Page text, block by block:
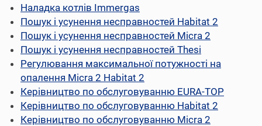
Наладка котлів Immergas
Пошук і усунення несправностей Habitat 2
Пошук і усунення несправностей Micra 2
Пошук і усунення несправностей Thesi
Регулювання максимальної потужності на
опалення Micra 2 Habitat 2
Керівництво по обслуговуванню EURA-TOP
Керівництво по обслуговуванню Habitat 2
Керівництво по обслуговуванню Micra 2